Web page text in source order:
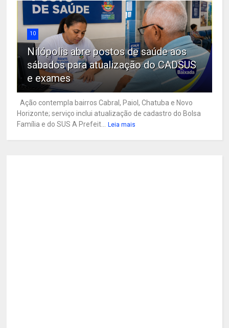
10
Nilópolis abre postos de saúde aos
sábados para atualização do CADSUS
e exames
Ação contempla bairros Cabral, Paiol, Chatuba e Novo
Horizonte; serviço inclui atualização de cadastro do Bolsa
Família e do SUS A Prefeit... Leia mais